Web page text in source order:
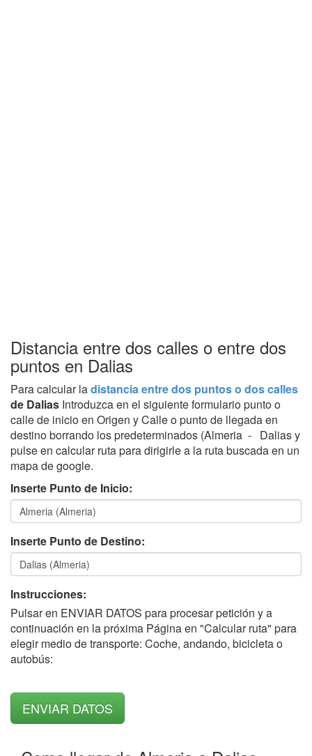
Distancia entre dos calles o entre dos
puntos en Dalias
Para calcular ladistancia entre dos puntos o dos calles
de Dalias Introduzca en el siguiente formulario punto o
calle de inicio en Origen y Calle o punto de llegada en
destino borrando los predeterminados (Almeria - Dalias y
pulse en calcular ruta para dirigirle a la ruta buscada en un
mapa de google.
Inserte Punto de Inicio:
Inserte Punto de Destino:
Instrucciones:
Pulsar en ENVIAR DATOS para procesar petición y a
continuación en la próxima Página en "Calcular ruta" para
elegir medio de transporte: Coche, andando, bicicleta o
autobús: